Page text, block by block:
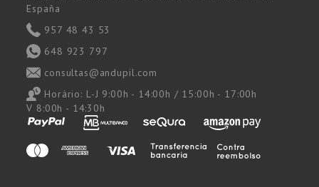
España
957 48 43 53
648 923 797
consultas@andupil.com
Horário: L-J 9:00h - 14:00h / 15:00h - 17:00h
V 8:00h - 14:30h